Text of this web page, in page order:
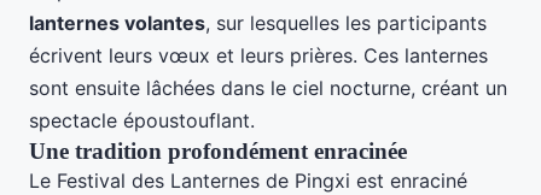
lanternes volantes, sur lesquelles les participants
écrivent leurs vœux et leurs prières. Ces lanternes
sont ensuite lâchées dans le ciel nocturne, créant un
spectacle époustouflant.
Une tradition profondément enracinée
Le Festival des Lanternes de Pingxi est enraciné